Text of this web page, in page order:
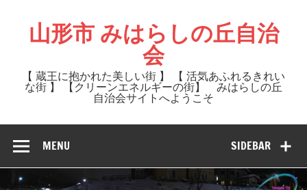
content山形市 みはらしの丘自治
会
【 蔵王に抱かれた美しい街 】 【 活気あふれるきれい
な街 】 【クリーンエネルギーの街】 みはらしの丘
自治会サイトへようこそ
SIDEBAR
MENU